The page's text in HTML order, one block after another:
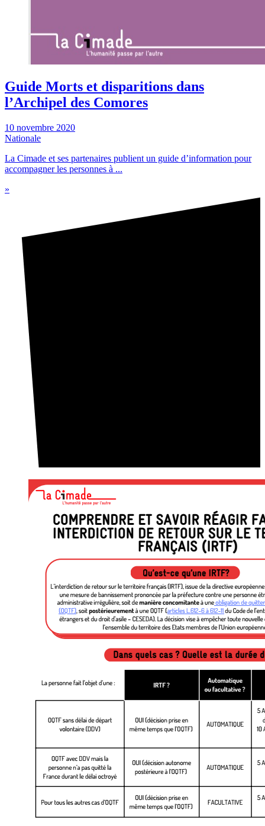
Guide Morts et disparitions dans
l’Archipel des Comores
10 novembre 2020
Nationale
La Cimade et ses partenaires publient un guide d’information pour
accompagner les personnes à ...
»